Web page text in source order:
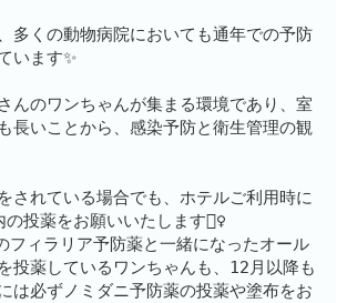
多くの動物病院においても通年での予防
います✨
んのワンちゃんが集まる環境であり、室
長いことから、感染予防と衛生管理の観
されている場合でも、ホテルご利用時に
投薬をお願いいたします🙇‍♀️
フィラリア予防薬と一緒になったオール
投薬しているワンちゃんも、12月以降も
は必ずノミダニ予防薬の投薬や塗布をお